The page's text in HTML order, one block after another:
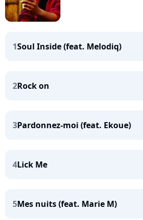
1Soul Inside (feat. Melodiq)
2Rock on
3Pardonnez-moi (feat. Ekoue)
4Lick Me
5Mes nuits (feat. Marie M)